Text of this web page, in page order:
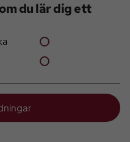
du lär dig ett